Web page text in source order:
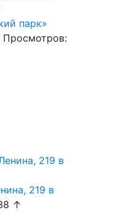
парк»
Просмотров:
219 в
↑